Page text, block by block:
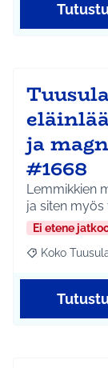
ja
#1668
Lemmikkien
Ei etene
Rajaa tulokset
Koko